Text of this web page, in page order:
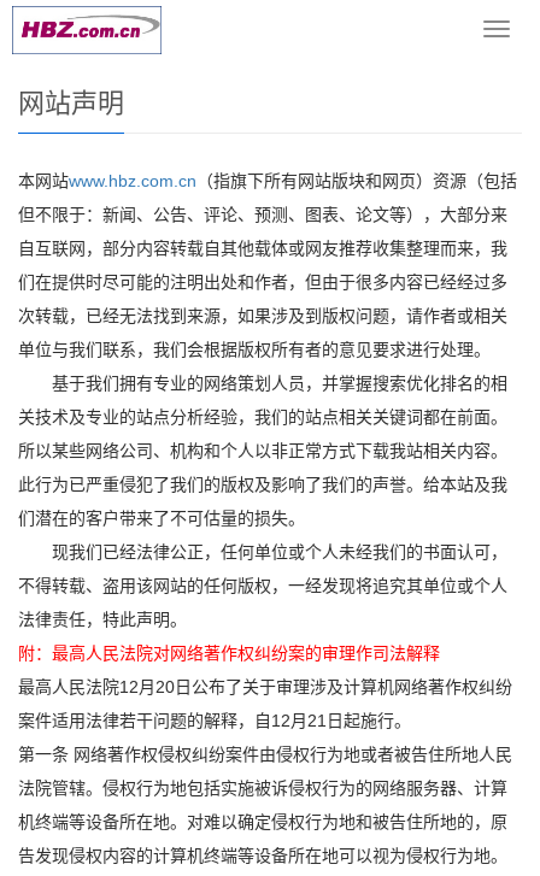
导
当前位置：首页>网站声明
网站声明
本网站www.hbz.com.cn （指旗下所有网站版块和网页）资源（包括
但不限于：新闻、公告、评论、预测、图表、论文等），大部分来
自互联网，部分内容转载自其他载体或网友推荐收集整理而来，我
们在提供时尽可能的注明出处和作者，但由于很多内容已经经过多
次转载，已经无法找到来源，如果涉及到版权问题，请作者或相关
单位与我们联系，我们会根据版权所有者的意见要求进行处理。
基于我们拥有专业的网络策划人员，并掌握搜索优化排名的相
关技术及专业的站点分析经验，我们的站点相关关键词都在前面。
所以某些网络公司、机构和个人以非正常方式下载我站相关内容。
此行为已严重侵犯了我们的版权及影响了我们的声誉。给本站及我
们潜在的客户带来了不可估量的损失。
现我们已经法律公正，任何单位或个人未经我们的书面认可，
不得转载、盗用该网站的任何版权，一经发现将追究其单位或个人
法律责任，特此声明。
附：最高人民法院对网络著作权纠纷案的审理作司法解释
最高人民法院12月20日公布了关于审理涉及计算机网络著作权纠纷
案件适用法律若干问题的解释，自12月21日起施行。
第一条 网络著作权侵权纠纷案件由侵权行为地或者被告住所地人民
法院管辖。侵权行为地包括实施被诉侵权行为的网络服务器、计算
机终端等设备所在地。对难以确定侵权行为地和被告住所地的，原
告发现侵权内容的计算机终端等设备所在地可以视为侵权行为地。